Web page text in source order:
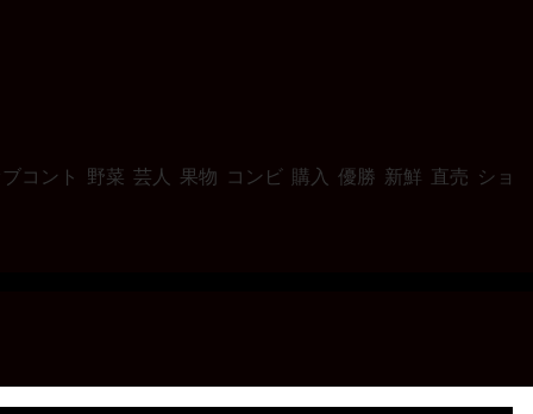
コント 野菜 芸人 果物 コンビ 購入 優勝 新鮮 直売 ショ